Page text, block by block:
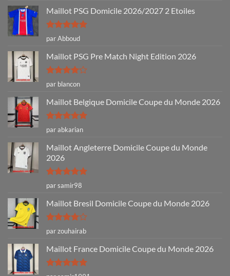
Maillot PSG Domicile 2026/2027 2 Etoiles
Note5sur
5
par Abboud
Maillot PSG Pre Match Night Edition 2026
Note4
sur 5
par blancon
Maillot Belgique Domicile Coupe du Monde 2026
Note5sur
5
par abkarian
Maillot Angleterre Domicile Coupe du Monde
2026
Note5sur
5
par samir98
Maillot Bresil Domicile Coupe du Monde 2026
Note4
sur 5
par zouhairab
Maillot France Domicile Coupe du Monde 2026